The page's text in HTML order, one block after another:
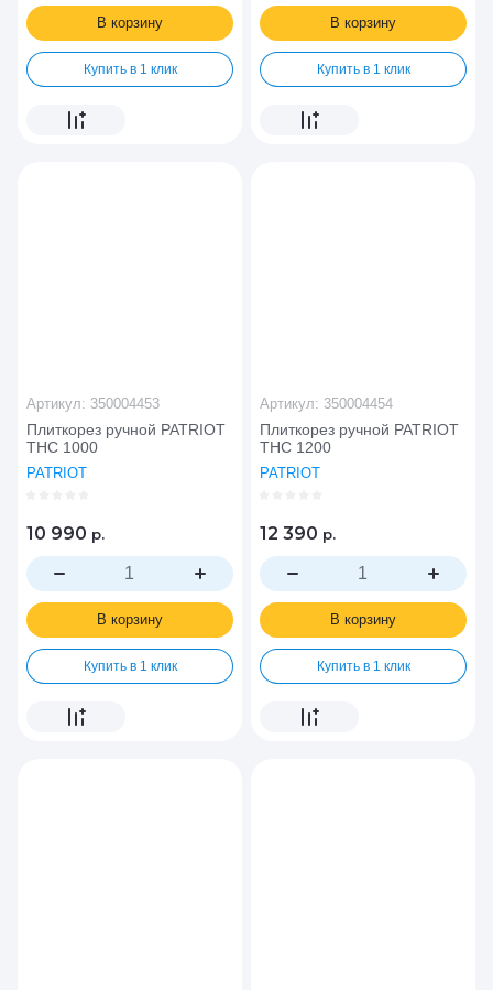
В корзину
Купить в 1 клик
В корзину
Купить в 1 клик
Плиткорез ручной PATRIOT
THC 1000
PATRIOT
Артикул: 350004453
10 990 р.
В корзину
Купить в 1 клик
Плиткорез ручной PATRIOT
THC 1200
PATRIOT
Артикул: 350004454
12 390 р.
В корзину
Купить в 1 клик